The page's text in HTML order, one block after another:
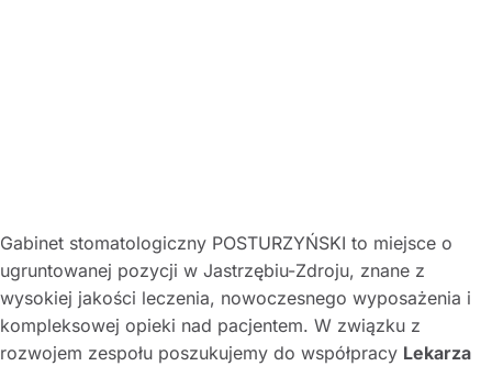
Gabinet stomatologiczny POSTURZYŃSKI to miejsce o
ugruntowanej pozycji w Jastrzębiu-Zdroju, znane z
wysokiej jakości leczenia, nowoczesnego wyposażenia i
kompleksowej opieki nad pacjentem. W związku z
rozwojem zespołu poszukujemy do współpracy Lekarza